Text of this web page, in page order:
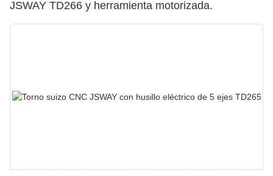
JSWAY TD266 y herramienta motorizada.